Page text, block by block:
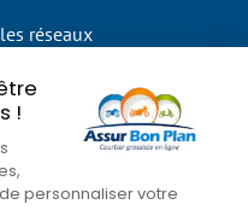
!
personnaliser votre
réseaux